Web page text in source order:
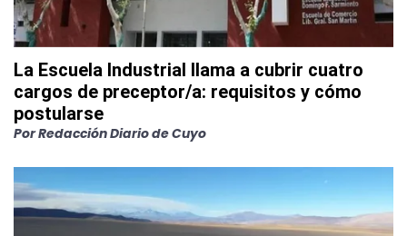
La Escuela Industrial llama a cubrir cuatro
cargos de preceptor/a: requisitos y cómo
postularse
PorRedacción Diario de Cuyo